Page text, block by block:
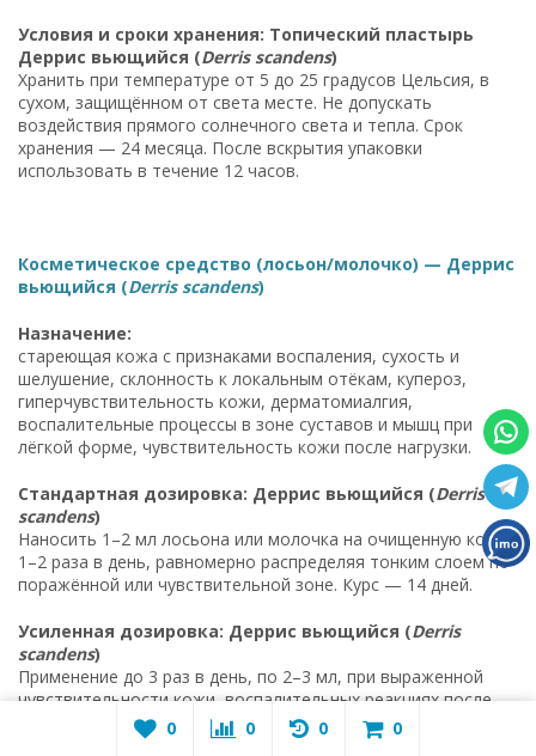
Условия и сроки хранения: Топический пластырь
Деррис вьющийся (Derris scandens)
Хранить при температуре от 5 до 25 градусов Цельсия, в
сухом, защищённом от света месте. Не допускать
воздействия прямого солнечного света и тепла. Срок
хранения — 24 месяца. После вскрытия упаковки
использовать в течение 12 часов.
Косметическое средство (лосьон/молочко) — Деррис
вьющийся (Derris scandens)
Назначение:
стареющая кожа с признаками воспаления, сухость и
шелушение, склонность к локальным отёкам, купероз,
гиперчувствительность кожи, дерматомиалгия,
воспалительные процессы в зоне суставов и мышц при
лёгкой форме, чувствительность кожи после нагрузки.
Стандартная дозировка: Деррис вьющийся (Derris
scandens)
Наносить 1–2 мл лосьона или молочка на очищенную кожу
1–2 раза в день, равномерно распределяя тонким слоем по
поражённой или чувствительной зоне. Курс — 14 дней.
Усиленная дозировка: Деррис вьющийся (Derris
scandens)
Применение до 3 раз в день, по 2–3 мл, при выраженной
чувствительности кожи, воспалительных реакциях после
физической нагрузки, раздражениях в зонах сгибов, у
пациентов с выраженными признаками дегидратации
0 0 0 0